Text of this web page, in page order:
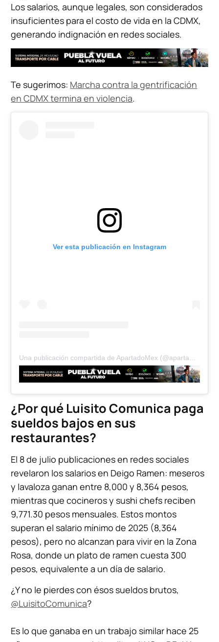
Los salarios, aunque legales, son considerados
insuficientes para el costo de vida en la CDMX,
generando indignación en redes sociales.
Te sugerimos: Marcha contra la gentrificación
en CDMX termina en violencia.
Ver esta publicación en Instagram
¿Por qué Luisito Comunica paga
sueldos bajos en sus
restaurantes?
El 8 de julio publicaciones en redes sociales
revelaron los salarios en Deigo Ramen: meseros
y lavaloza ganan entre 8,000 y 8,364 pesos,
mientras que cocineros y sushi chefs reciben
9,771.30 pesos mensuales. Estos montos
superan el salario mínimo de 2025 (8,364
pesos), pero no alcanzan para vivir en la Zona
Rosa, donde un plato de ramen cuesta 300
pesos, equivalente a un día de salario.
¿Y no le pierdes con ésos sueldos brutos,
@LuisitoComunica?
Es lo que ganaba en un trabajo similar hace 25